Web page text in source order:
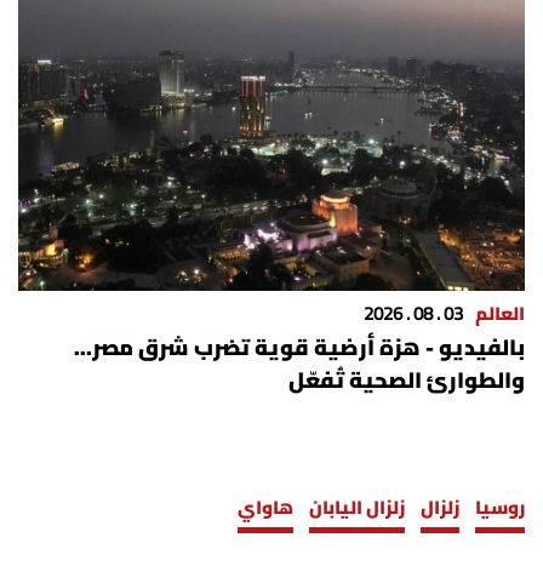
العالم 03 . 08 . 2026
بالفيديو - هزة أرضية قوية تضرب شرق مصر...
والطوارئ الصحية تُفعّل
روسيا زلزال زلزال اليابان هاواي